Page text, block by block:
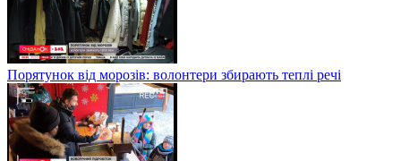
Порятунок від морозів: волонтери збирають теплі речі